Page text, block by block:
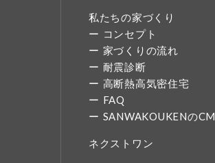
私たちの家づくり
コンセプト
家づくりの流れ
耐震診断
高断熱高気密住宅
FAQ
SANWAKOUKENのCM
ネクストワン